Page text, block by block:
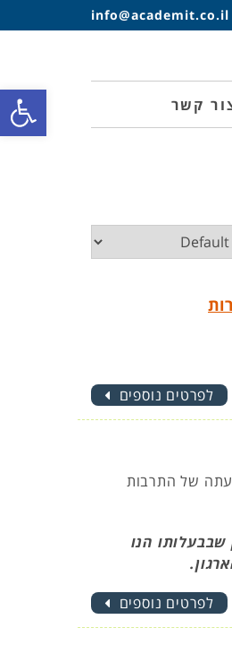
פתח
info@academit.co.il
קשר
לפרטים נוספים
של התרבות
שבבעלותו הנו
לפרטים נוספים